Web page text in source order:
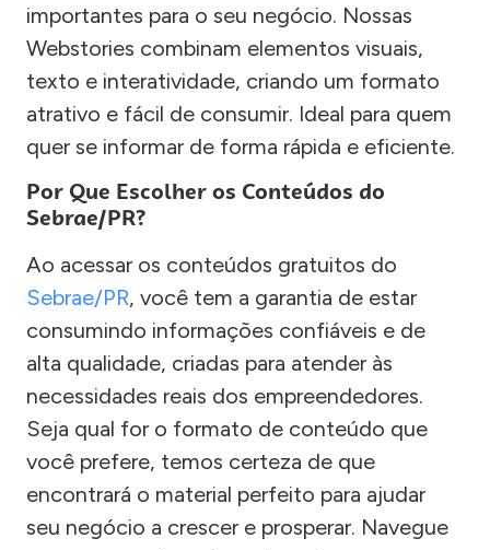
importantes para o seu negócio. Nossas
Webstories combinam elementos visuais,
texto e interatividade, criando um formato
atrativo e fácil de consumir. Ideal para quem
quer se informar de forma rápida e eficiente.
Por Que Escolher os Conteúdos do
Sebrae/PR?
Ao acessar os conteúdos gratuitos do
Sebrae/PR, você tem a garantia de estar
consumindo informações confiáveis e de
alta qualidade, criadas para atender às
necessidades reais dos empreendedores.
Seja qual for o formato de conteúdo que
você prefere, temos certeza de que
encontrará o material perfeito para ajudar
seu negócio a crescer e prosperar. Navegue